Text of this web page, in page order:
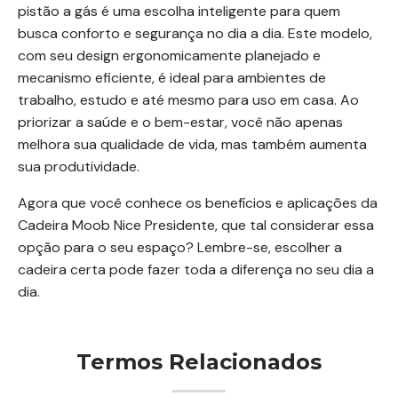
pistão a gás é uma escolha inteligente para quem
busca conforto e segurança no dia a dia. Este modelo,
com seu design ergonomicamente planejado e
mecanismo eficiente, é ideal para ambientes de
trabalho, estudo e até mesmo para uso em casa. Ao
priorizar a saúde e o bem-estar, você não apenas
melhora sua qualidade de vida, mas também aumenta
sua produtividade.
Agora que você conhece os benefícios e aplicações da
Cadeira Moob Nice Presidente, que tal considerar essa
opção para o seu espaço? Lembre-se, escolher a
cadeira certa pode fazer toda a diferença no seu dia a
dia.
Termos Relacionados